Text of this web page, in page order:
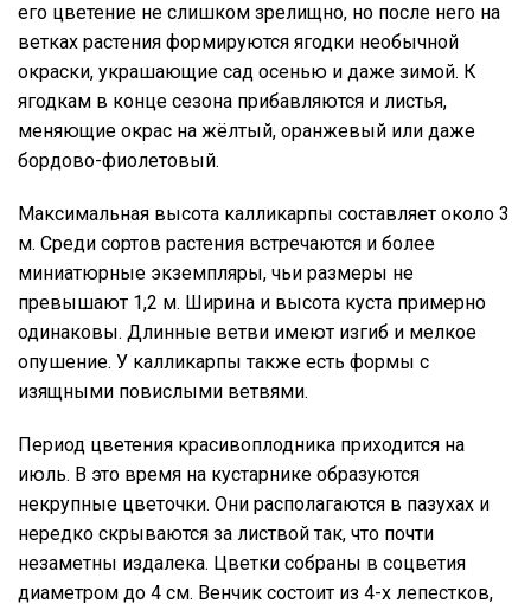
его цветение не слишком зрелищно, но после него на
ветках растения формируются ягодки необычной
окраски, украшающие сад осенью и даже зимой. К
ягодкам в конце сезона прибавляются и листья,
меняющие окрас на жёлтый, оранжевый или даже
бордово-фиолетовый.
Максимальная высота калликарпы составляет около 3
м. Среди сортов растения встречаются и более
миниатюрные экземпляры, чьи размеры не
превышают 1,2 м. Ширина и высота куста примерно
одинаковы. Длинные ветви имеют изгиб и мелкое
опушение. У калликарпы также есть формы с
изящными повислыми ветвями.
Период цветения красивоплодника приходится на
июль. В это время на кустарнике образуются
некрупные цветочки. Они располагаются в пазухах и
нередко скрываются за листвой так, что почти
незаметны издалека. Цветки собраны в соцветия
диаметром до 4 см. Венчик состоит из 4-х лепестков,